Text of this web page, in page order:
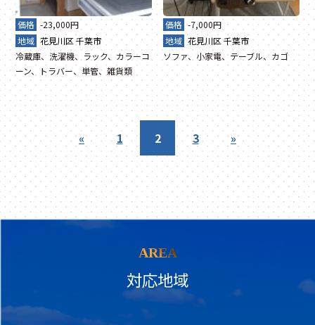
価格 -23,000円
地域 花見川区 千葉市
冷蔵庫、洗濯機、ラック、カラーコ
ーン、トラバー、単管、雑貨類
価格 -7,000円
地域 花見川区千葉市
ソファ、小家電、テーブル、カゴ
« 1 2 3 »
AREA
対応地域